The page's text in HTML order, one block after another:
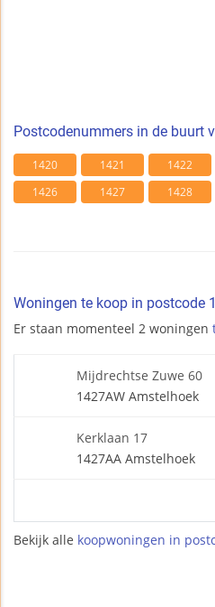
Postcodenummers in de buurt
1420 1421 1422
1426
1427 1428
Woningen te koop in postcode
Er staan momenteel 2 woningen
Mijdrechtse Zuwe 60
1427AW Amstelhoek
Kerklaan 17
1427AA Amstelhoek
Bekijk alle koopwoningen in